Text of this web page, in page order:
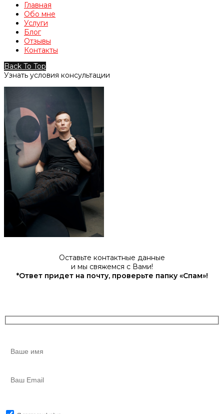
Главная
Обо мне
Услуги
Блог
Отзывы
Контакты
Back To Top
Узнать условия консультации
Оставьте контактные данные
и мы свяжемся с Вами!
*Ответ придет на почту, проверьте папку «Спам»!